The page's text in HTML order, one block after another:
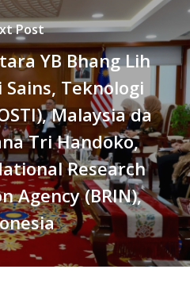
Post
YB Bhang Lih
Teknologi
Malaysia da
Tri Handoko,
Research
Agency (BRIN),